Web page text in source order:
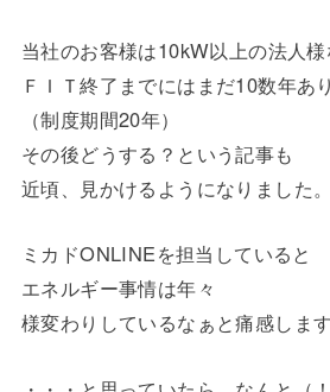
当社のお客様は10kW以上の法人
ＦＩＴ終了までにはまだ10数年あ
（制度期間20年）
その後どうする？という記事も
近頃、見かけるようになりました。
ミカドONLINEを担当していると
エネルギー事情は年々
様変わりしているなぁと痛感します